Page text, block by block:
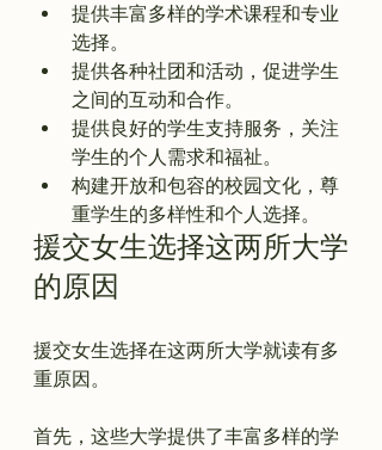
提供丰富多样的学术课程和专业
选择。
提供各种社团和活动，促进学生
之间的互动和合作。
提供良好的学生支持服务，关注
学生的个人需求和福祉。
构建开放和包容的校园文化，尊
重学生的多样性和个人选择。
援交女生选择这两所大学
的原因
援交女生选择在这两所大学就读有多
重原因。
首先，这些大学提供了丰富多样的学